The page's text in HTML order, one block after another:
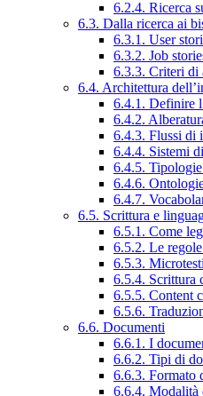
6.2.4. Ricerca
6.3. Dalla ricerca ai
6.3.1. User
6.3.2. Job
6.3.3. Criteri di
6.4. Architettura
6.4.1. Definire
6.4.2.
6.4.3. Flussi di
6.4.4. Sistemi
6.4.5.
6.4.6.
6.4.7.
6.5. Scrittura e
6.5.1. Come
6.5.2. Le
6.5.3. Microtesti
6.5.4. Scrittura
6.5.5. Content
6.5.6.
6.6. Documenti
6.6.1. I
6.6.2. Tipi di
6.6.3. Formato
6.6.4. Modalità